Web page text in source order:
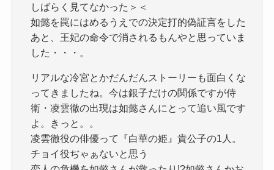
しばらく見てなかった＞＜
如懿を罠にはめるうえでの決定打的偽証言をした
あと、王妃の命令で消されるもんやと思っていま
した・・・。
リアルな冷宮とかだんだんストーリーも面白くな
ってきましたね。今は銀子だけの関係ですが侍
衛・凌雲徹の出現は如懿さんにとって追い風です
よ。きっと。。
凌雲徹役の俳優って『白華の姫』貴公子の1人。
チョイ役ぢゃぁないと思う